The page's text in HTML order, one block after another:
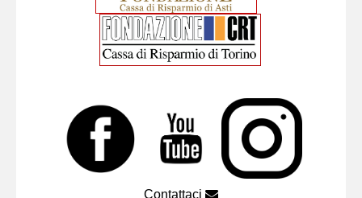
Contattaci